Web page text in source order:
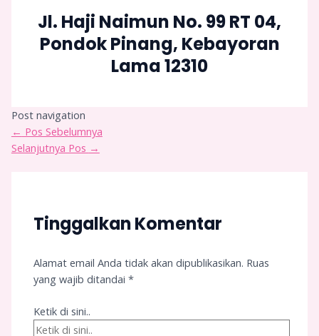
Jl. Haji Naimun No. 99 RT 04,
Pondok Pinang, Kebayoran
Lama 12310
Post navigation
← Pos Sebelumnya
Selanjutnya Pos →
Tinggalkan Komentar
Alamat email Anda tidak akan dipublikasikan. Ruas
yang wajib ditandai*
Ketik di sini..